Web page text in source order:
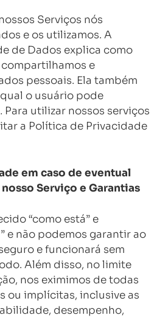
Serviços nós
e os utilizamos. A
de Dados explica como
e
pessoais. Ela também
o usuário pode
utilizar nossos serviços
a Política de Privacidade
em caso de eventual
Serviço e Garantias
“como está” e
e não podemos garantir ao
e funcionará sem
Além disso, no limite
nos eximimos de todas
ou implícitas, inclusive as
desempenho,